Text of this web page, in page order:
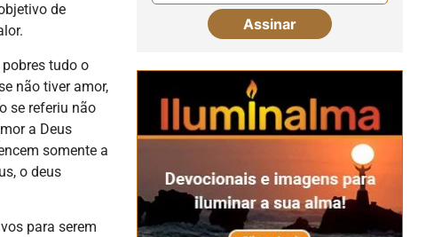
de
pobres tudo o
não tiver amor,
se referiu não
a Deus
somente a
o deus
para serem